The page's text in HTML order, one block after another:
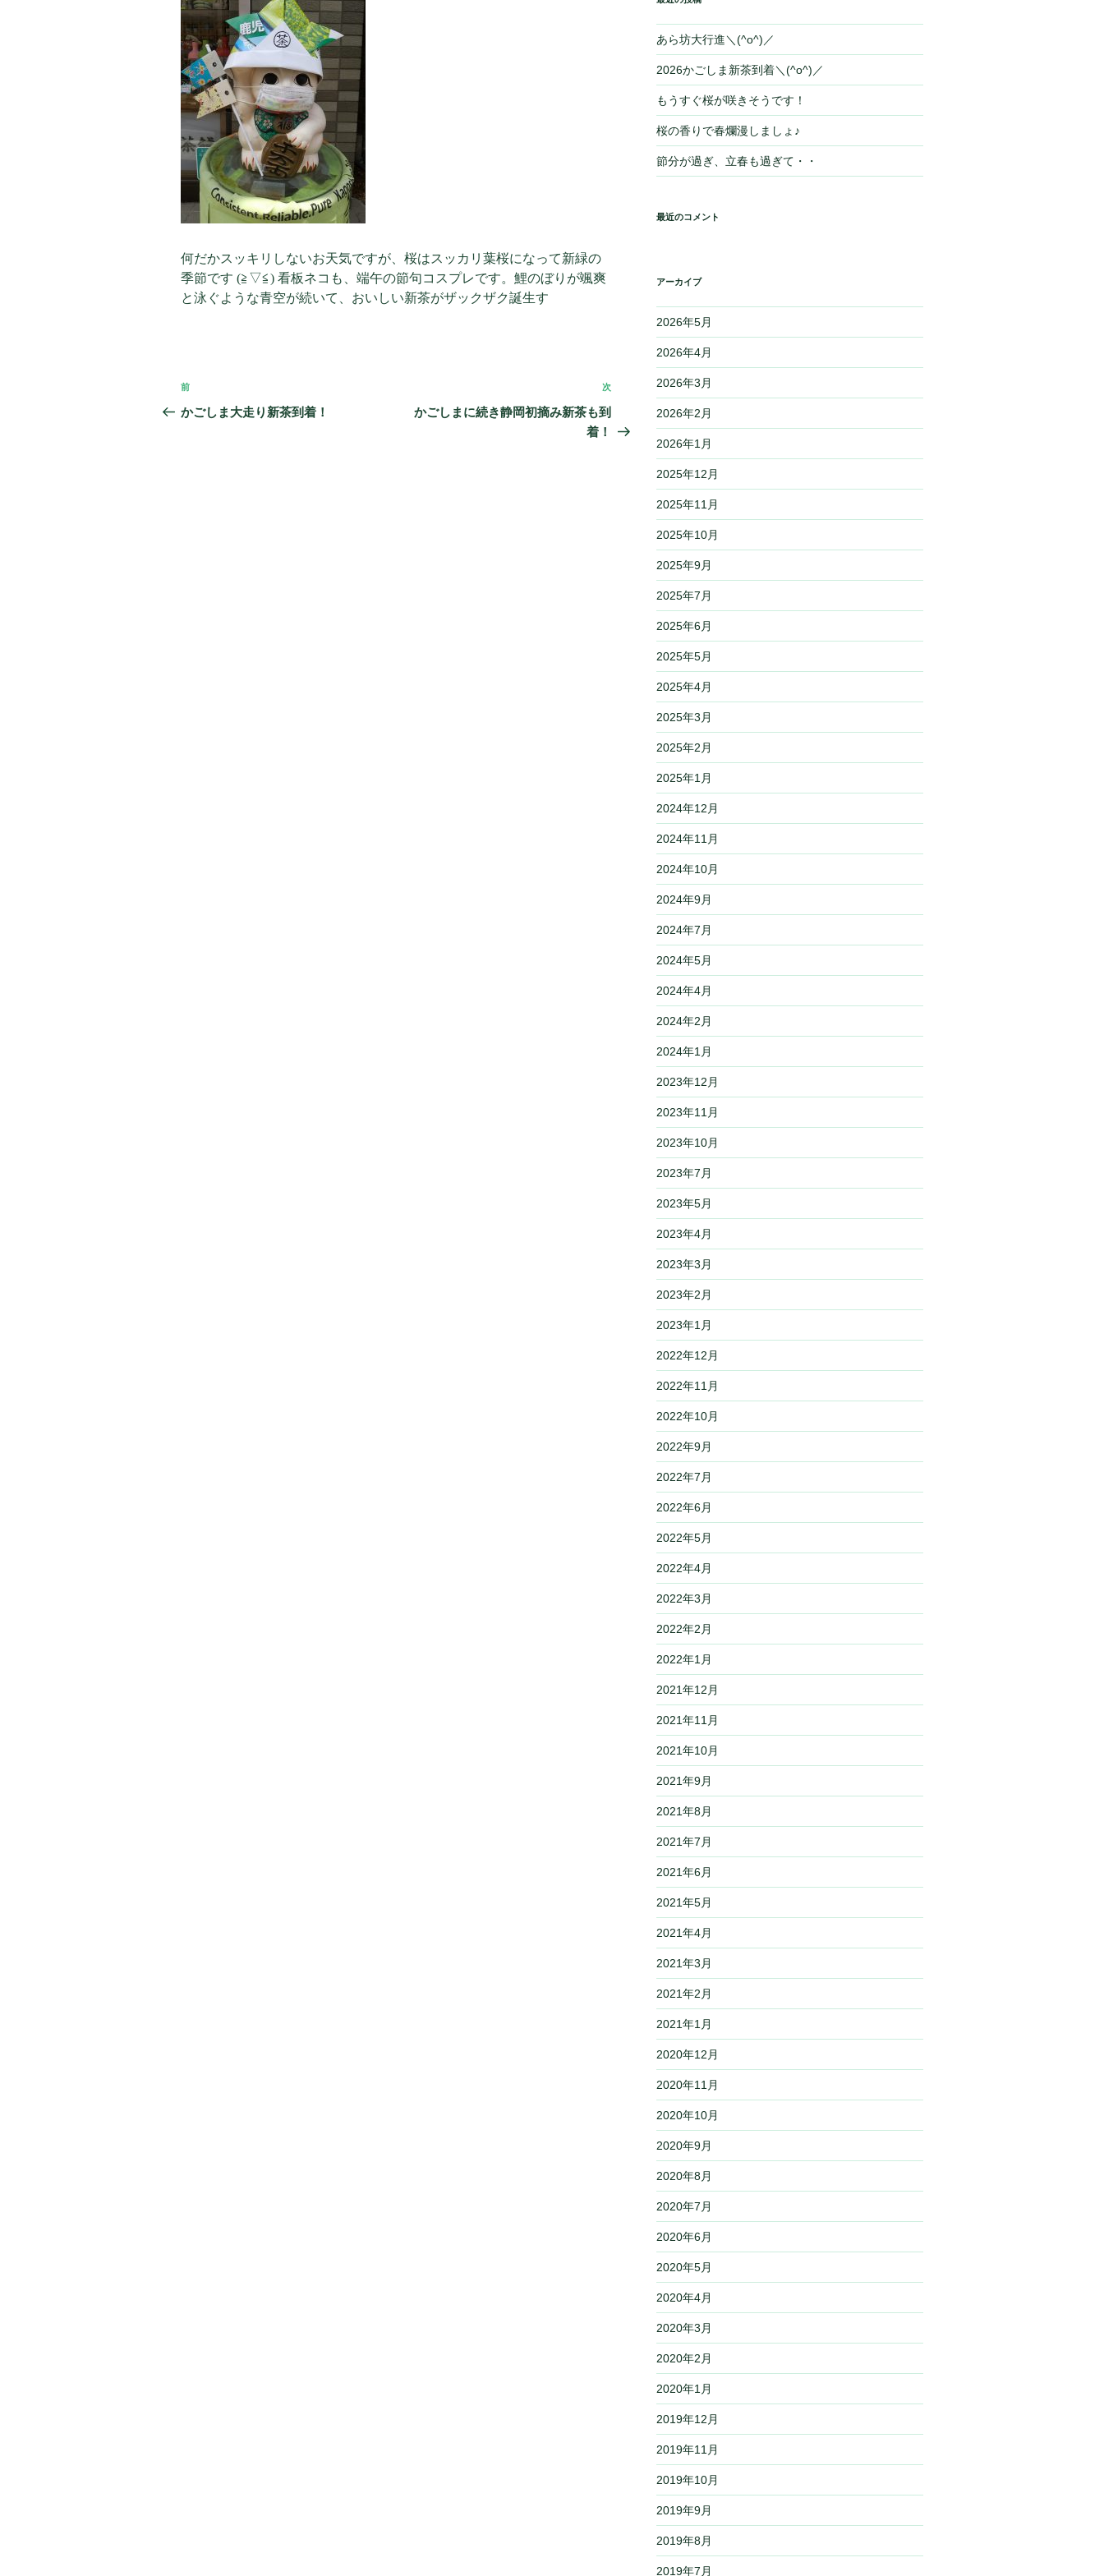
何だかスッキリしないお天気ですが、桜はスッカリ葉桜になって新緑の
季節です (≧▽≦) 看板ネコも、端午の節句コスプレです。鯉のぼりが颯爽
と泳ぐような青空が続いて、おいしい新茶がザックザク誕生す
投
稿
過
去
前
かごしま大走り新茶到着！
投
次
かごしまに続き静岡初摘み新茶も到
着！
あら坊大行進＼(^o^)／
2026かごしま新茶到着＼(^o^)／
もうすぐ桜が咲きそうです！
桜の香りで春爛漫しましょ♪
節分が過ぎ、立春も過ぎて・・
最近のコメント
アーカイブ
2026年5月
2026年4月
2026年3月
2026年2月
2026年1月
2025年12月
2025年11月
2025年10月
2025年9月
2025年7月
2025年6月
2025年5月
2025年4月
2025年3月
2025年2月
2025年1月
2024年12月
2024年11月
2024年10月
2024年9月
2024年7月
2024年5月
2024年4月
2024年2月
2024年1月
2023年12月
2023年11月
2023年10月
2023年7月
2023年5月
2023年4月
2023年3月
2023年2月
2023年1月
2022年12月
2022年11月
2022年10月
2022年9月
2022年7月
2022年6月
2022年5月
2022年4月
2022年3月
2022年2月
2022年1月
2021年12月
2021年11月
2021年10月
2021年9月
2021年8月
2021年7月
2021年6月
2021年5月
2021年4月
2021年3月
2021年2月
2021年1月
2020年12月
2020年11月
2020年10月
2020年9月
2020年8月
2020年7月
2020年6月
2020年5月
2020年4月
2020年3月
2020年2月
2020年1月
2019年12月
2019年11月
2019年10月
2019年9月
2019年8月
2019年7月